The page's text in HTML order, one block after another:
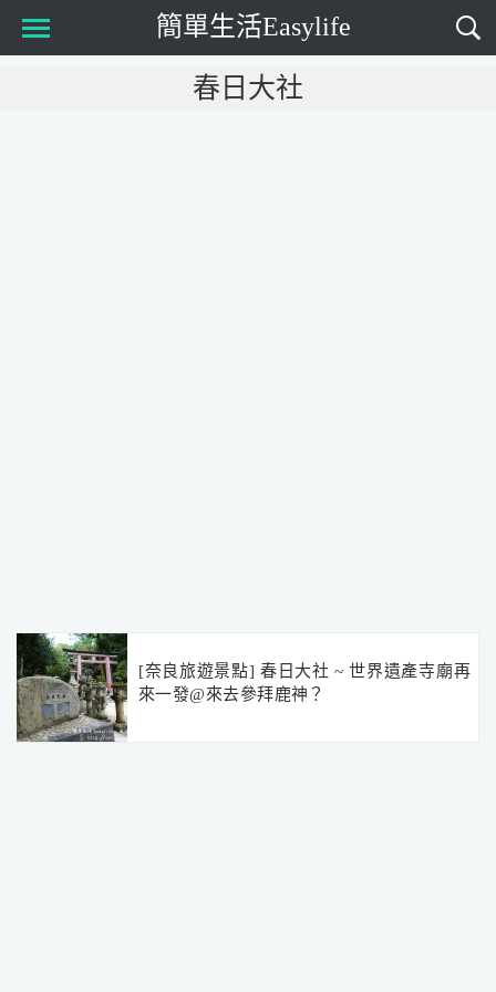
簡單生活Easylife
春日大社
[奈良旅遊景點] 春日大社 ~ 世界遺產寺廟再
來一發@來去參拜鹿神？